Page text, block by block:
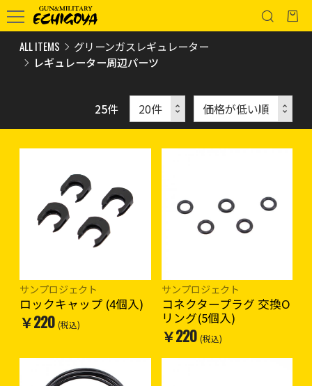
ALL ITEMS
グリーンガスレギュレーター
レギュレーター周辺パーツ
25件
サンプロジェクト
ロックキャップ (4個入)
￥220 (税込)
サンプロジェクト
コネクタープラグ 交換O
リング(5個入)
￥220 (税込)